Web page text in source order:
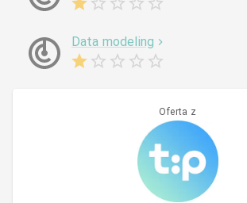
Data modeling
Oferta z